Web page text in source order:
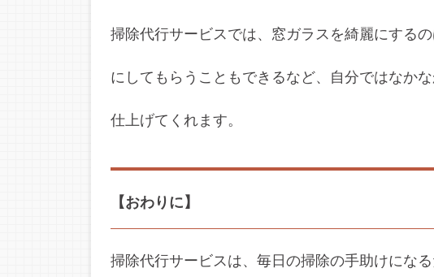
掃除代行サービスでは、窓ガラスを綺麗にする
にしてもらうこともできるなど、自分ではなか
仕上げてくれます。
【おわりに】
掃除代行サービスは、毎日の掃除の手助けにな